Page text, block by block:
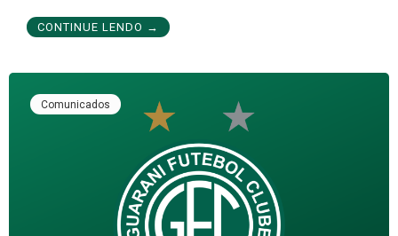
CONTINUE LENDO →
Comunicados